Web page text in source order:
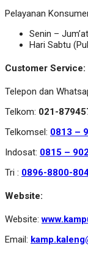
Pelayanan
Senin –
Hari Sabtu
Customer Service:
Telepon dan
Telkom: 021-
Telkomsel: 0813 –
Indosat: 0815 –
Tri : 0896-8800-
Website:
Website:
Email: